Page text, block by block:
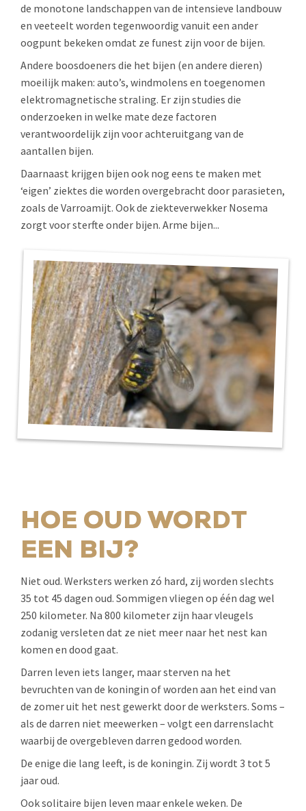
de monotone landschappen van de intensieve landbouw
en veeteelt worden tegenwoordig vanuit een ander
oogpunt bekeken omdat ze funest zijn voor de bijen.
Andere boosdoeners die het bijen (en andere dieren)
moeilijk maken: auto’s, windmolens en toegenomen
elektromagnetische straling. Er zijn studies die
onderzoeken in welke mate deze factoren
verantwoordelijk zijn voor achteruitgang van de
aantallen bijen.
Daarnaast krijgen bijen ook nog eens te maken met
‘eigen’ ziektes die worden overgebracht door parasieten,
zoals de Varroamijt. Ook de ziekteverwekker Nosema
zorgt voor sterfte onder bijen. Arme bijen...
HOE OUD WORDT
EEN BIJ?
Niet oud. Werksters werken zó hard, zij worden slechts
35 tot 45 dagen oud. Sommigen vliegen op één dag wel
250 kilometer. Na 800 kilometer zijn haar vleugels
zodanig versleten dat ze niet meer naar het nest kan
komen en dood gaat.
Darren leven iets langer, maar sterven na het
bevruchten van de koningin of worden aan het eind van
de zomer uit het nest gewerkt door de werksters. Soms –
als de darren niet meewerken – volgt een darrenslacht
waarbij de overgebleven darren gedood worden.
De enige die lang leeft, is de koningin. Zij wordt 3 tot 5
jaar oud.
Ook solitaire bijen leven maar enkele weken. De